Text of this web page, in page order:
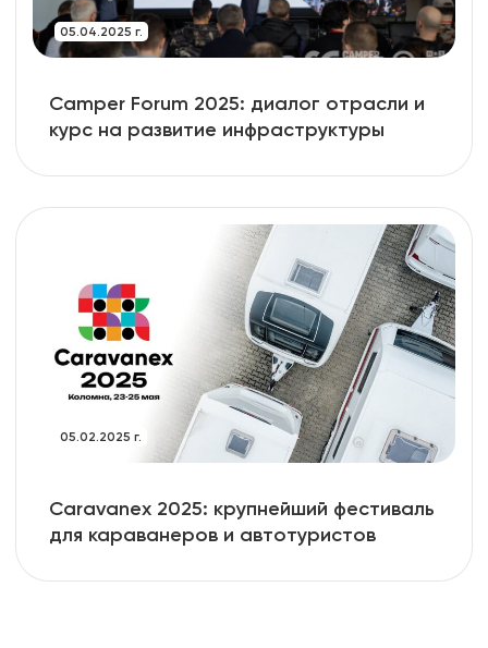
05.04.2025 г.
Camper Forum 2025: диалог отрасли и
курс на развитие инфраструктуры
05.02.2025 г.
Caravanex 2025: крупнейший фестиваль
для караванеров и автотуристов